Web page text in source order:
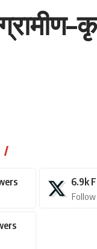
6.9k
Follow